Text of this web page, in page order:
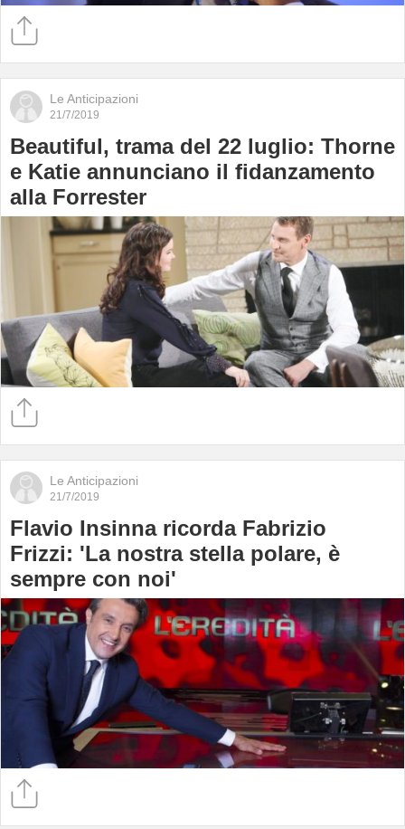
Le Anticipazioni
21/7/2019
Beautiful, trama del 22 luglio: Thorne
e Katie annunciano il fidanzamento
alla Forrester
Le Anticipazioni
21/7/2019
Flavio Insinna ricorda Fabrizio
Frizzi: 'La nostra stella polare, è
sempre con noi'